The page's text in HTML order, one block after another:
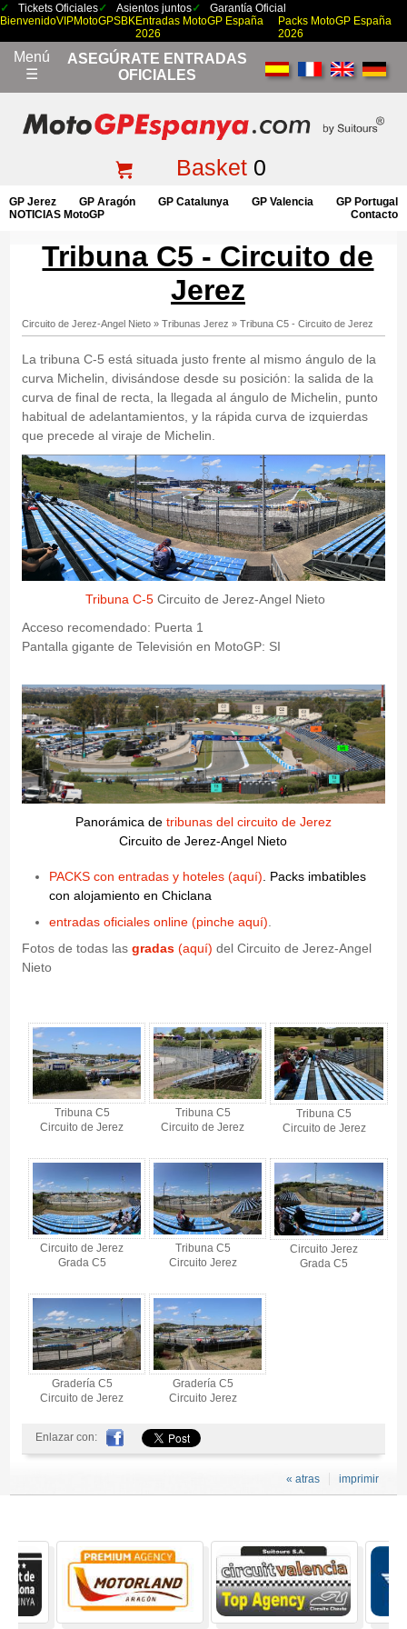
Tickets Oficiales Asientos juntos
Garantía Oficial
BienvenidoVIPMotoGPSBKEntradas MotoGP España
2026
Packs MotoGP España
2026
Menú
☰
ASEGÚRATE ENTRADAS
OFICIALES
Basket0
GP Jerez GP Aragón GP Catalunya GP Valencia
GP Portugal
NOTICIAS MotoGP
Contacto
Tribuna C5 - Circuito de
Jerez
Circuito de Jerez-Angel Nieto» Tribunas Jerez » Tribuna C5 - Circuito de Jerez
La tribuna C-5 está situada justo frente al mismo ángulo de la
curva Michelin, divisándose desde su posición: la salida de la
curva de final de recta, la llegada al ángulo de Michelin, punto
habitual de adelantamientos, y la rápida curva de izquierdas
que precede al viraje de Michelin.
Tribuna C-5Circuito de Jerez-Angel Nieto
Acceso recomendado: Puerta 1
Pantalla gigante de Televisión en MotoGP: SI
Panorámica de tribunas del circuito de Jerez
Circuito de Jerez-Angel Nieto
PACKS con entradas y hoteles (aquí) . Packs imbatibles
con alojamiento en Chiclana
entradas oficiales online (pinche aquí)
Fotos de todas las gradas(aquí) del Circuito de Jerez-Angel
Nieto
Tribuna C5
Circuito de Jerez
Tribuna C5
Circuito de Jerez
Tribuna C5
Circuito de Jerez
Circuito de Jerez
Grada C5
Tribuna C5
Circuito Jerez
Circuito Jerez
Grada C5
Gradería C5
Circuito de Jerez
Gradería C5
Circuito Jerez
Enlazar con:
imprimir
« atras